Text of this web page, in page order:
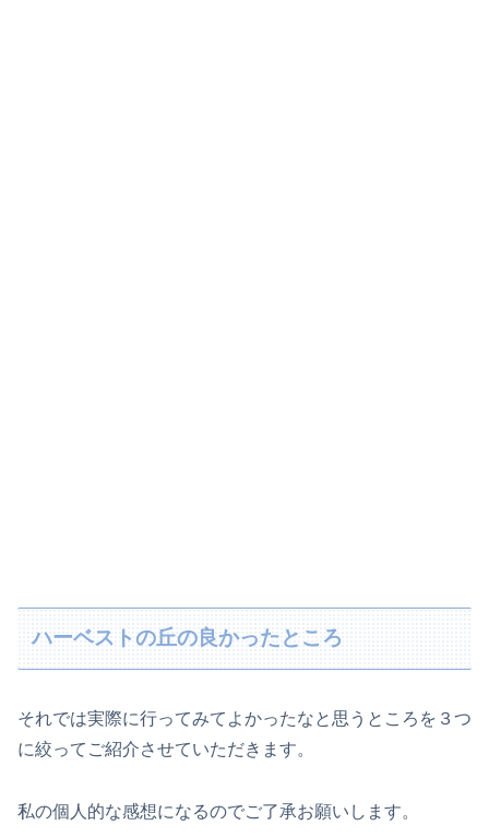
ハーベストの丘の良かったところ
それでは実際に行ってみてよかったなと思うところを３つ
に絞ってご紹介させていただきます。
私の個人的な感想になるのでご了承お願いします。